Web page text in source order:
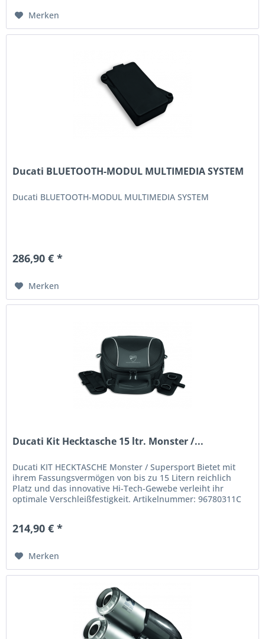
Merken
Ducati BLUETOOTH-MODUL MULTIMEDIA SYSTEM
Ducati BLUETOOTH-MODUL MULTIMEDIA SYSTEM
286,90 € *
Merken
Ducati Kit Hecktasche 15 ltr. Monster /...
Ducati KIT HECKTASCHE Monster / Supersport Bietet mit
ihrem Fassungsvermögen von bis zu 15 Litern reichlich
Platz und das innovative Hi-Tech-Gewebe verleiht ihr
optimale Verschleißfestigkeit. Artikelnummer: 96780311C
214,90 € *
Merken